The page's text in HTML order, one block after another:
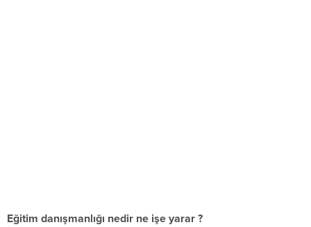
Eğitim danışmanlığı nedir ne işe yarar ?